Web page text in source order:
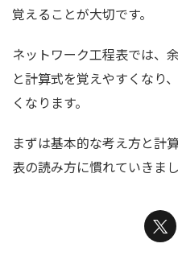
覚えることが大切です。
ネットワーク工程表では、
と計算式を覚えやすくなり
くなります。
まずは基本的な考え方と計
表の読み方に慣れていきまし